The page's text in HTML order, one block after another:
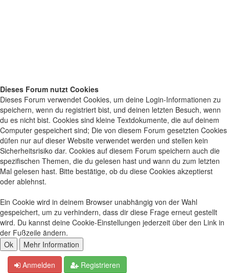
Dieses Forum nutzt Cookies
Dieses Forum verwendet Cookies, um deine Login-Informationen zu
speichern, wenn du registriert bist, und deinen letzten Besuch, wenn
du es nicht bist. Cookies sind kleine Textdokumente, die auf deinem
Computer gespeichert sind; Die von diesem Forum gesetzten Cookies
düfen nur auf dieser Website verwendet werden und stellen kein
Sicherheitsrisiko dar. Cookies auf diesem Forum speichern auch die
spezifischen Themen, die du gelesen hast und wann du zum letzten
Mal gelesen hast. Bitte bestätige, ob du diese Cookies akzeptierst
oder ablehnst.
Ein Cookie wird in deinem Browser unabhängig von der Wahl
gespeichert, um zu verhindern, dass dir diese Frage erneut gestellt
wird. Du kannst deine Cookie-Einstellungen jederzeit über den Link in
der Fußzeile ändern.
Anmelden Registrieren